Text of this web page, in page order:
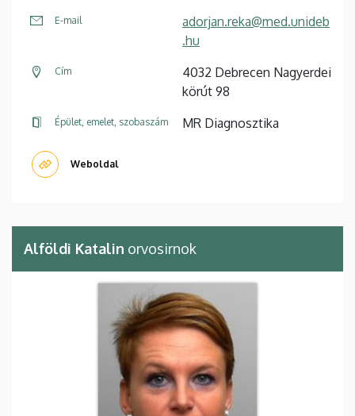
E-mail
adorjan.reka@med.unideb
.hu
Cím
4032 Debrecen Nagyerdei
körút 98
Épület, emelet, szobaszám MR Diagnosztika
Weboldal
Alföldi Katalin orvosirnok